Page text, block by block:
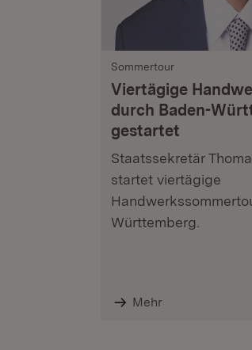
Sommertour
Viertägige
durch Baden-
gestartet
Staatssekretär
startet viertägige
Württemberg.
Mehr